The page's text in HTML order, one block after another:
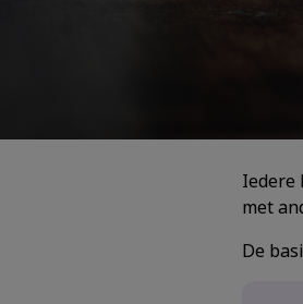
Iedere
met
De